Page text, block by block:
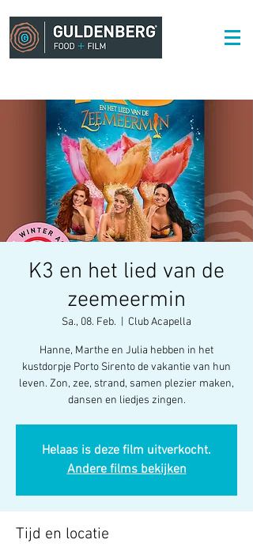
K3 en het lied van de
zeemeermin
Sa., 08. Feb. Club Acapella
Hanne, Marthe en Julia hebben in het
kustdorpje Porto Sirento de vakantie van hun
leven. Zon, zee, strand, samen plezier maken,
dansen en liedjes zingen.
Helaas is deze film uitverkocht.
Andere films bekijken
Tijd en locatie